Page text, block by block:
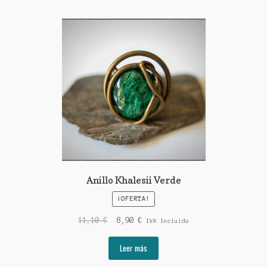
Anillo Khalesii Verde
¡OFERTA!
11,10€
El
original
era:
8,90 €El
actual
es:
IVA Incluido
Leer más